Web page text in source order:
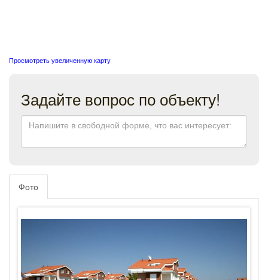
Просмотреть увеличенную карту
Задайте вопрос по объекту!
Фото